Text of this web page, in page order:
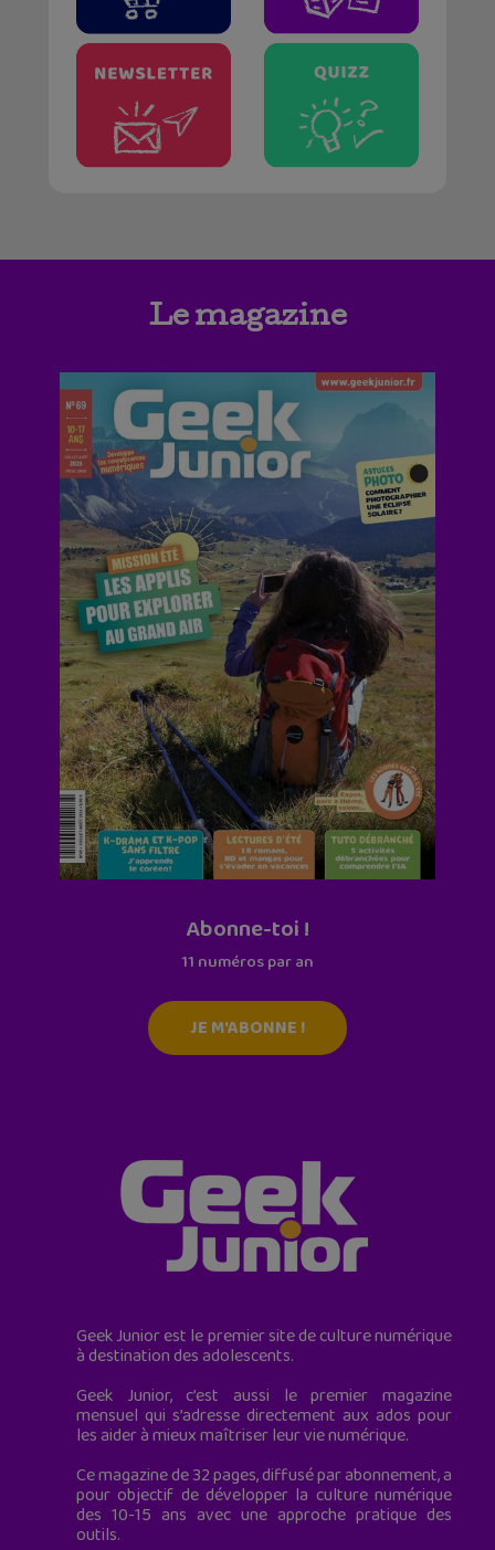
Le magazine
Abonne-toi !
11 numéros par an
JE M'ABONNE !
Geek Junior est le premier site de culture numérique
à destination des adolescents.
Geek Junior, c’est aussi le premier magazine
mensuel qui s’adresse directement aux ados pour
les aider à mieux maîtriser leur vie numérique.
Ce magazine de 32 pages, diffusé par abonnement, a
pour objectif de développer la culture numérique
des 10-15 ans avec une approche pratique des
outils.